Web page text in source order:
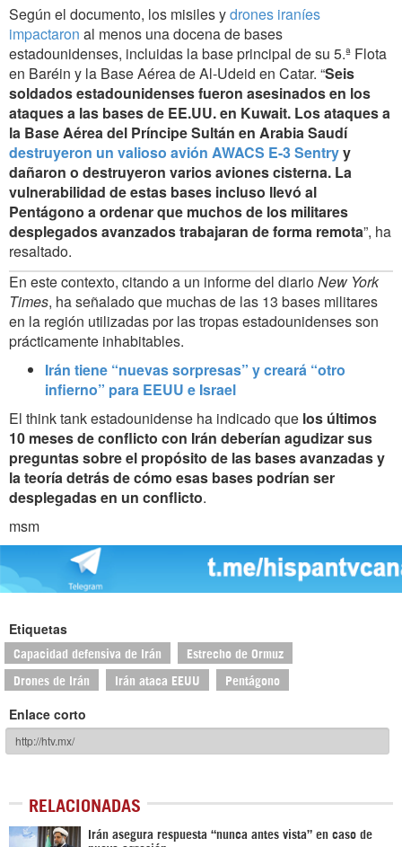
Según el documento, los misiles ydrones iraníes
impactaron al menos una docena de bases
estadounidenses, incluidas la base principal de su 5.ª Flota
en Baréin y la Base Aérea de Al-Udeid en Catar. “Seis
soldados estadounidenses fueron asesinados en los
ataques a las bases de EE.UU. en Kuwait. Los ataques a
la Base Aérea del Príncipe Sultán en Arabia Saudí
destruyeron un valioso avión AWACS E-3 Sentryy
dañaron o destruyeron varios aviones cisterna. La
vulnerabilidad de estas bases incluso llevó al
Pentágono a ordenar que muchos de los militares
desplegados avanzados trabajaran de forma remota”, ha
resaltado.
En este contexto, citando a un informe del diarioNew York
Times, ha señalado que muchas de las 13 bases militares
en la región utilizadas por las tropas estadounidenses son
prácticamente inhabitables.
Irán tiene “nuevas sorpresas” y creará “otro
infierno” para EEUU e Israel
El think tank estadounidense ha indicado que los últimos
10 meses de conflicto con Irán deberían agudizar sus
preguntas sobre el propósito de las bases avanzadas y
la teoría detrás de cómo esas bases podrían ser
desplegadas en un conflicto.
msm
Etiquetas
Capacidad defensiva de Irán Estrecho de Ormuz
Drones de Irán Irán ataca EEUU Pentágono
Enlace corto
RELACIONADAS
Irán asegura respuesta “nunca antes vista” en caso de